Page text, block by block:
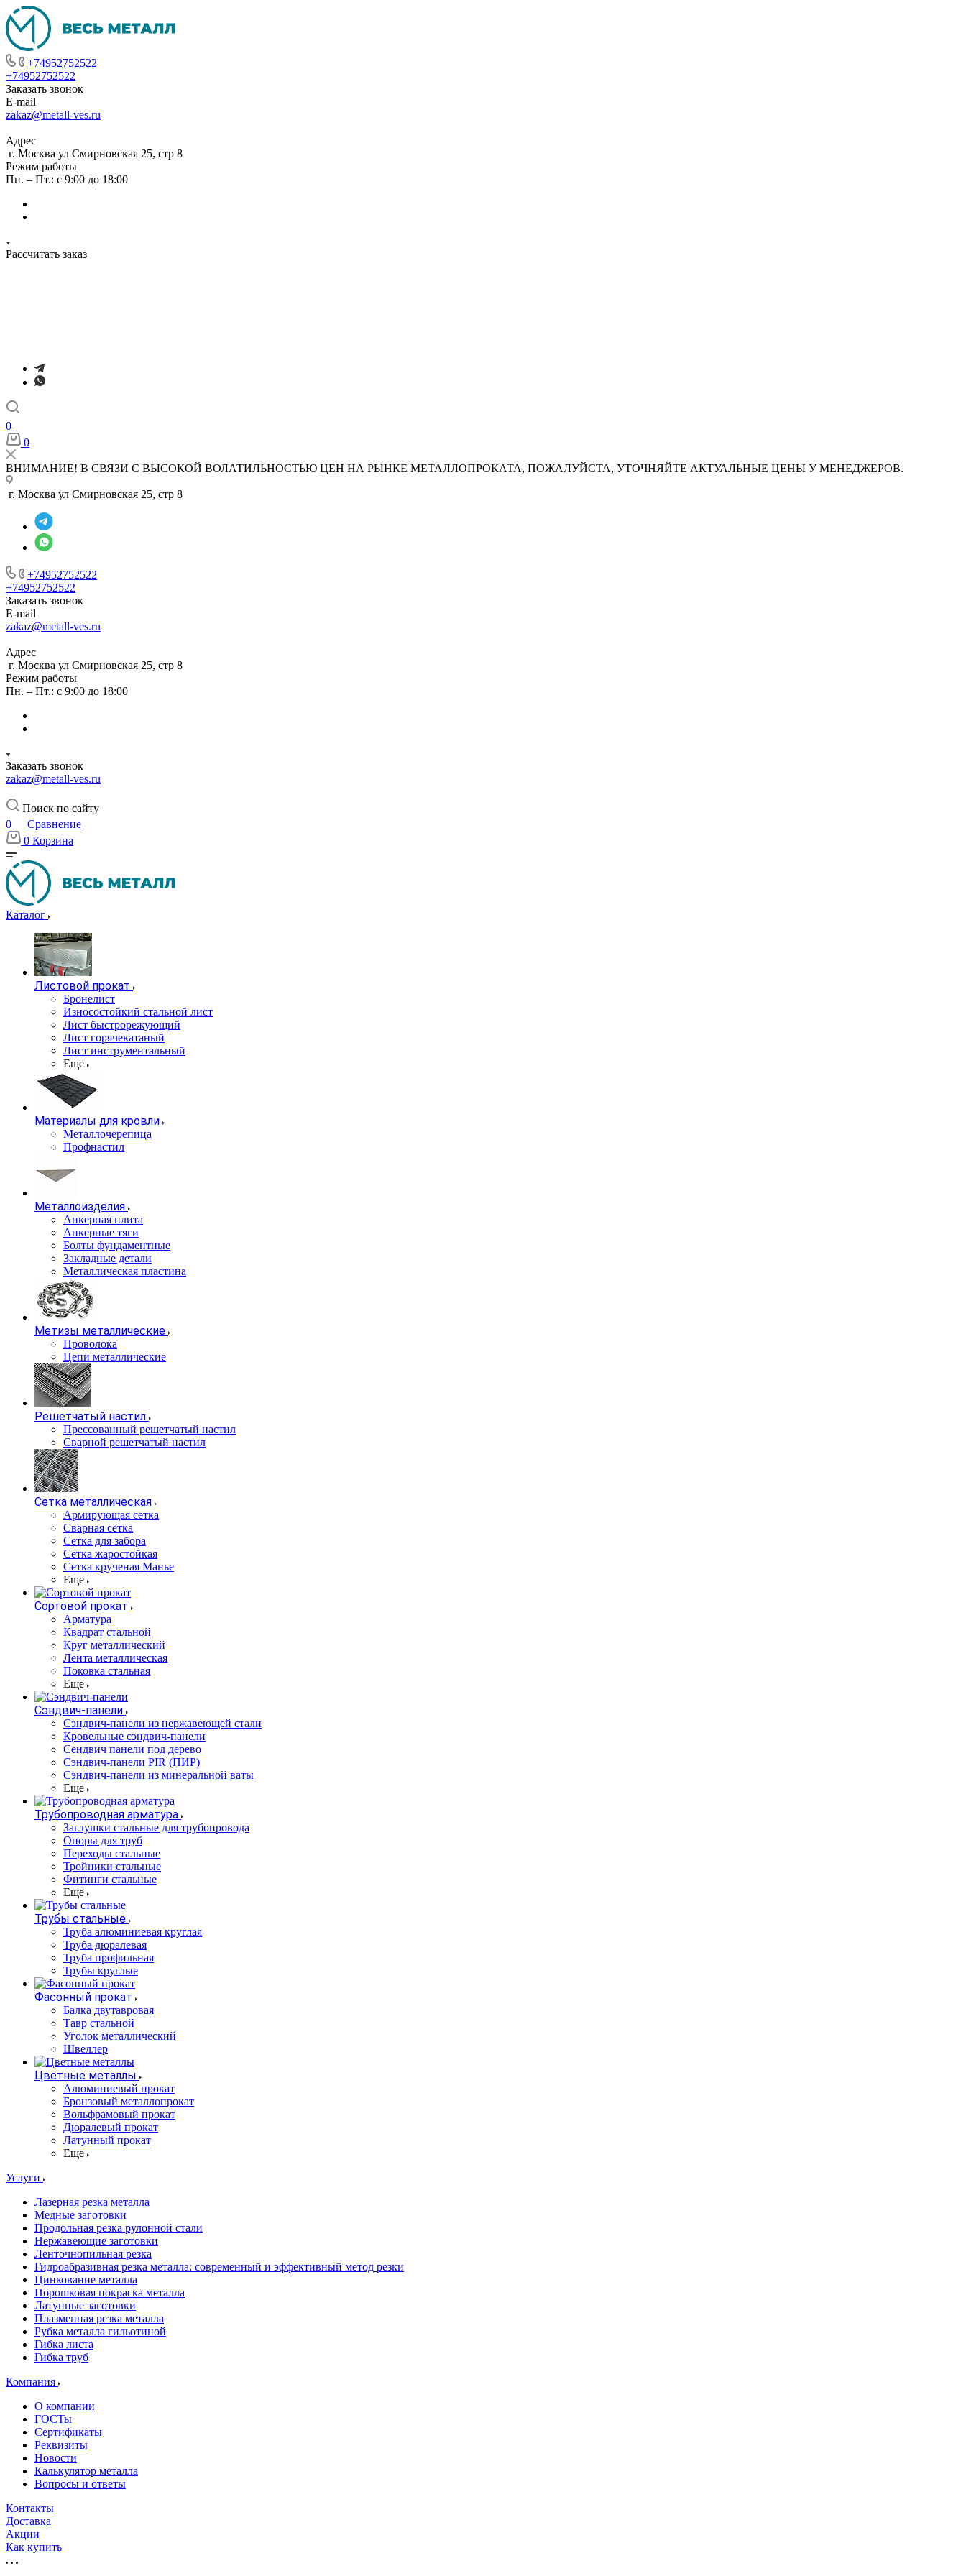
+74952752522
+74952752522
Заказать звонок
E-mail
zakaz@metall-ves.ru
Адрес
г. Москва ул Смирновская 25, стр 8
Режим работы
Пн. – Пт.: с 9:00 до 18:00
Рассчитать заказ
0
0
ВНИМАНИЕ! В СВЯЗИ С ВЫСОКОЙ ВОЛАТИЛЬНОСТЬЮ ЦЕН НА РЫНКЕ МЕТАЛЛОПРОКАТА, ПОЖАЛУЙСТА, УТОЧНЯЙТЕ АКТУАЛЬНЫЕ ЦЕНЫ У МЕНЕДЖЕРОВ.
г. Москва ул Смирновская 25, стр 8
+74952752522
+74952752522
Заказать звонок
E-mail
zakaz@metall-ves.ru
Адрес
г. Москва ул Смирновская 25, стр 8
Режим работы
Пн. – Пт.: с 9:00 до 18:00
Заказать звонок
zakaz@metall-ves.ru
Поиск по сайту
0
Сравнение
0 Корзина
Каталог
Листовой прокат
Бронелист
Износостойкий стальной лист
Лист быстрорежующий
Лист горячекатаный
Лист инструментальный
Еще
Материалы для кровли
Металлочерепица
Профнастил
Металлоизделия
Анкерная плита
Анкерные тяги
Болты фундаментные
Закладные детали
Металлическая пластина
Метизы металлические
Проволока
Цепи металлические
Решетчатый настил
Прессованный решетчатый настил
Сварной решетчатый настил
Сетка металлическая
Армирующая сетка
Сварная сетка
Сетка для забора
Сетка жаростойкая
Сетка крученая Манье
Еще
Сортовой прокат
Арматура
Квадрат стальной
Круг металлический
Лента металлическая
Поковка стальная
Еще
Сэндвич-панели
Cэндвич-панели из нержавеющей стали
Кровельные сэндвич-панели
Сендвич панели под дерево
Сэндвич-панели PIR (ПИР)
Сэндвич-панели из минеральной ваты
Еще
Трубопроводная арматура
Заглушки стальные для трубопровода
Опоры для труб
Переходы стальные
Тройники стальные
Фитинги стальные
Еще
Трубы стальные
Труба алюминиевая круглая
Труба дюралевая
Труба профильная
Трубы круглые
Фасонный прокат
Балка двутавровая
Тавр стальной
Уголок металлический
Швеллер
Цветные металлы
Алюминиевый прокат
Бронзовый металлопрокат
Вольфрамовый прокат
Дюралевый прокат
Латунный прокат
Еще
Услуги
Лазерная резка металла
Медные заготовки
Продольная резка рулонной стали
Нержавеющие заготовки
Ленточнопильная резка
Гидроабразивная резка металла: современный и эффективный метод резки
Цинкование металла
Порошковая покраска металла
Латунные заготовки
Плазменная резка металла
Рубка металла гильотиной
Гибка листа
Гибка труб
Компания
О компании
ГОСТы
Сертификаты
Реквизиты
Новости
Калькулятор металла
Вопросы и ответы
Контакты
Доставка
Акции
Как купить